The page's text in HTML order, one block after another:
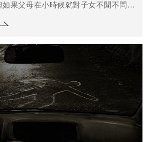
果父母在小時候就對子女不聞不問，